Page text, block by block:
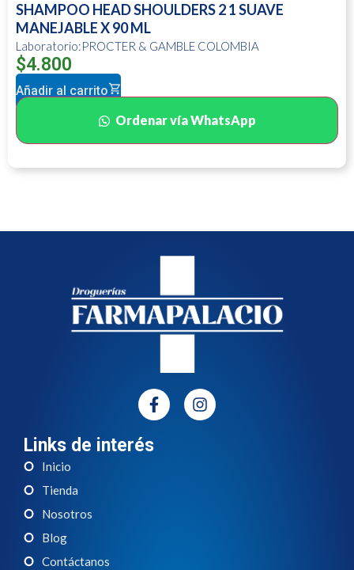
SHAMPOO HEAD SHOULDERS 2 1 SUAVE
MANEJABLE X 90 ML
Laboratorio:PROCTER & GAMBLE COLOMBIA
$4.800
Añadir al carrito
Ordenar vía WhatsApp
Links de interés
Inicio
Tienda
Nosotros
Blog
Contáctanos